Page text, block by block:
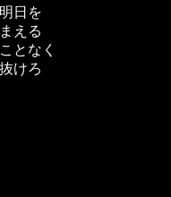
日を
える
となく
けろ